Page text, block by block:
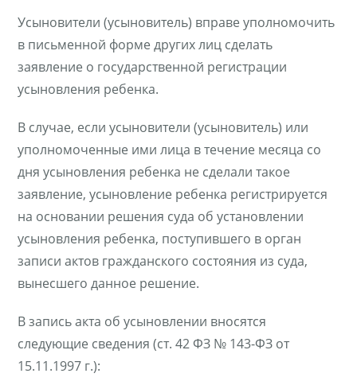
Усыновители (усыновитель) вправе уполномочить
в письменной форме других лиц сделать
заявление о государственной регистрации
усыновления ребенка.
В случае, если усыновители (усыновитель) или
уполномоченные ими лица в течение месяца со
дня усыновления ребенка не сделали такое
заявление, усыновление ребенка регистрируется
на основании решения суда об установлении
усыновления ребенка, поступившего в орган
записи актов гражданского состояния из суда,
вынесшего данное решение.
В запись акта об усыновлении вносятся
следующие сведения (ст. 42 ФЗ № 143-ФЗ от
15.11.1997 г.):